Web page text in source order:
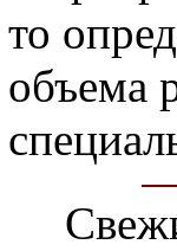
то
объема